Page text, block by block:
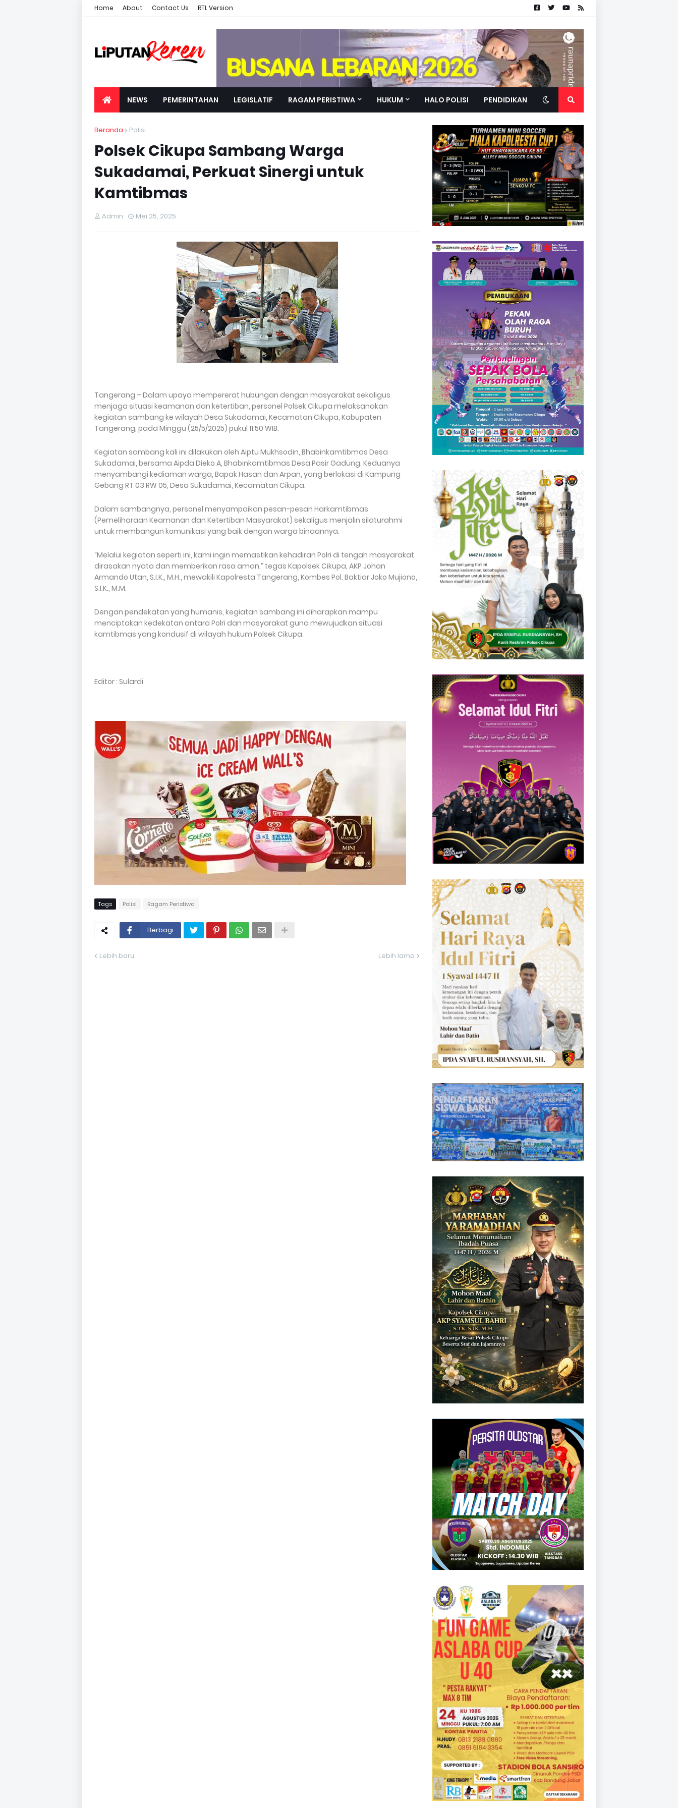
Home About Contact Us RTL Version
NEWS PEMERINTAHAN LEGISLATIF RAGAM PERISTIWA HUKUM HALO POLISI PENDIDIKAN
Beranda Polisi
Polsek Cikupa Sambang Warga
Sukadamai, Perkuat Sinergi untuk
Kamtibmas
Admin Mei 25, 2025
Tangerang – Dalam upaya mempererat hubungan dengan masyarakat sekaligus
menjaga situasi keamanan dan ketertiban, personel Polsek Cikupa melaksanakan
kegiatan sambang ke wilayah Desa Sukadamai, Kecamatan Cikupa, Kabupaten
Tangerang, pada Minggu (25/5/2025) pukul 11.50 WIB.
Kegiatan sambang kali ini dilakukan oleh Aiptu Mukhsodin, Bhabinkamtibmas Desa
Sukadamai, bersama Aipda Dieko A, Bhabinkamtibmas Desa Pasir Gadung. Keduanya
menyambangi kediaman warga, Bapak Hasan dan Arpan, yang berlokasi di Kampung
Gebang RT 03 RW 05, Desa Sukadamai, Kecamatan Cikupa.
Dalam sambangnya, personel menyampaikan pesan-pesan Harkamtibmas
(Pemeliharaan Keamanan dan Ketertiban Masyarakat) sekaligus menjalin silaturahmi
untuk membangun komunikasi yang baik dengan warga binaannya.
“Melalui kegiatan seperti ini, kami ingin memastikan kehadiran Polri di tengah masyarakat
dirasakan nyata dan memberikan rasa aman,” tegas Kapolsek Cikupa, AKP Johan
Armando Utan, S.I.K., M.H., mewakili Kapolresta Tangerang, Kombes Pol. Baktiar Joko Mujiono,
S.I.K., M.M.
Dengan pendekatan yang humanis, kegiatan sambang ini diharapkan mampu
menciptakan kedekatan antara Polri dan masyarakat guna mewujudkan situasi
kamtibmas yang kondusif di wilayah hukum Polsek Cikupa.
Editor : Sulardi
Tags Polisi Ragam Peristiwa
Berbagi
Lebih baru Lebih lama